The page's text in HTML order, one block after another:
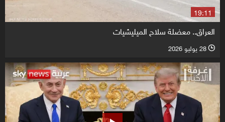
19:11
العراق.. معضلة سلاح الميليشيات
l 28 يوليو 2026